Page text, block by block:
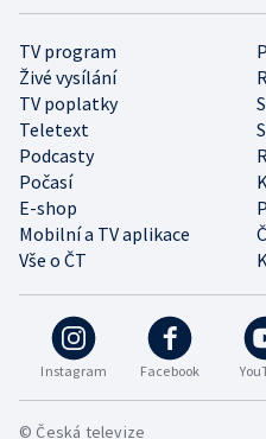
Instagram Facebook
TV program
Živé vysílání
TV poplatky
Teletext
Podcasty
Počasí
E-shop
Mobilní a TV aplikace
Vše o ČT
© Česká televize